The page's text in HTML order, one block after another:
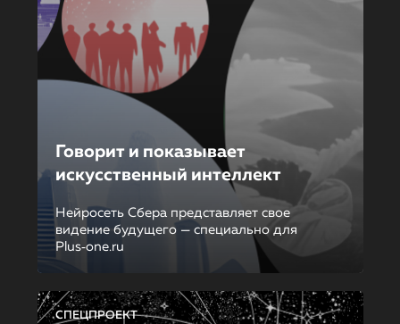
Говорит и показывает
искусственный интеллект
Нейросеть Сбера представляет свое
видение будущего — специально для
Plus‑one.ru
СПЕЦПРОЕКТ